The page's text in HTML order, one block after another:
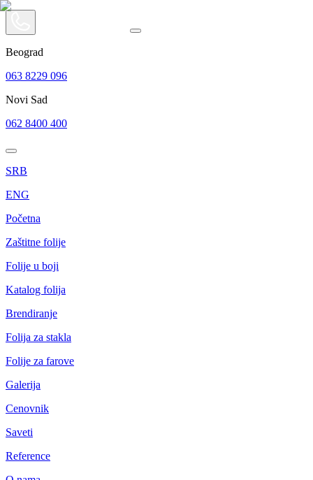
Beograd
063 8229 096
Novi Sad
062 8400 400
SRB
ENG
Početna
Zaštitne folije
Folije u boji
Katalog folija
Brendiranje
Folija za stakla
Folije za farove
Galerija
Cenovnik
Saveti
Reference